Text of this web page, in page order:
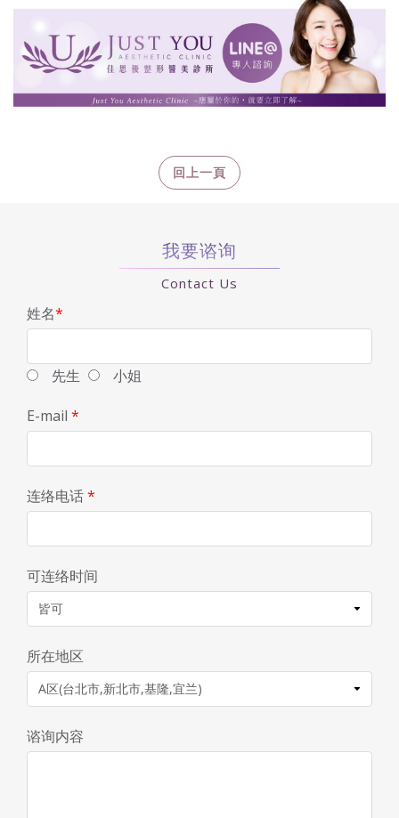
我要谘询
Contact Us
姓名*
先生 小姐
E-mail *
连络电话*
可连络时间
所在地区
谘询内容